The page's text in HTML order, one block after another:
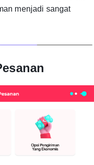
menjadi sangat